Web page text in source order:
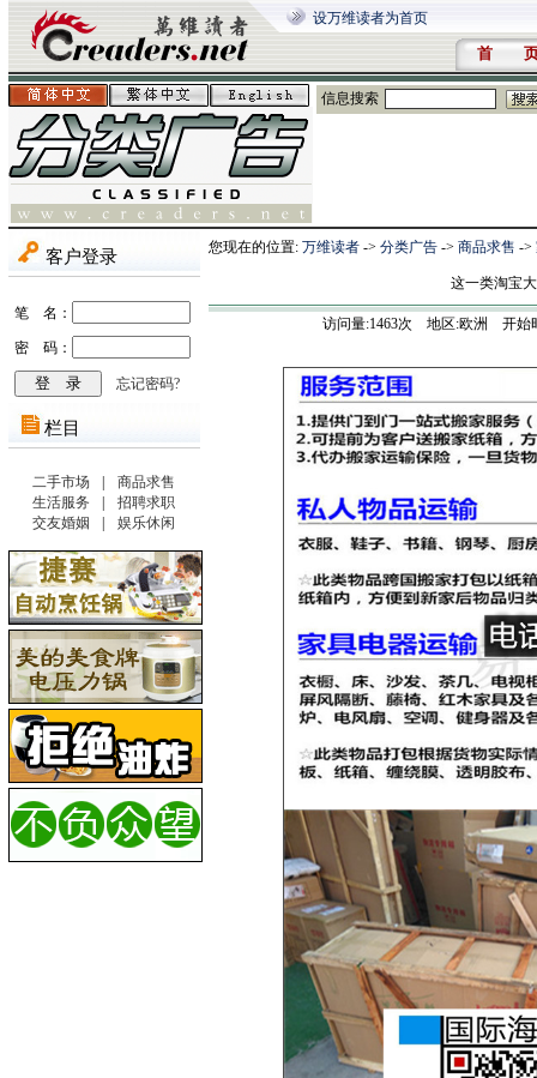
设万维读者为首页
首
信息搜索
您现在的位置: 万维读者 -> 分类广告 -> 商品求售 ->
这一类淘宝
访问量:1463次 地区:欧洲 开始时